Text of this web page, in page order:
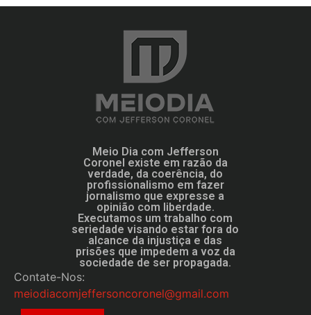
Meio Dia com Jefferson
Coronel existe em razão da
verdade, da coerência, do
profissionalismo em fazer
jornalismo que expresse a
opinião com liberdade.
Executamos um trabalho com
seriedade visando estar fora do
alcance da injustiça e das
prisões que impedem a voz da
sociedade de ser propagada.
Contate-Nos:
meiodiacomjeffersoncoronel@gmail.com